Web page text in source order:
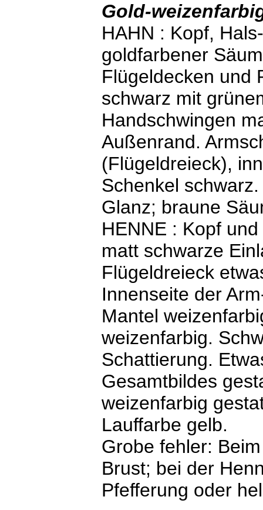
Gold-
HAHN : Kopf,
goldfarbener
Flügeldecken und
schwarz mit
Handschwingen
Außenrand.
(Flügeldreieck),
Schenkel
Glanz; braune
HENNE : Kopf
matt schwarze
Flügeldreieck
Innenseite der
Mantel
weizenfarbig.
Schattierung.
Gesamtbildes
weizenfarbig
Lauffarbe gelb.
Grobe fehler:
Brust; bei der
Pfefferung oder